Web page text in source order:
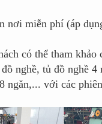
nơi miễn phí (áp
có thể tham khảo
nghề, tủ đồ nghề 4
ngăn,... với các